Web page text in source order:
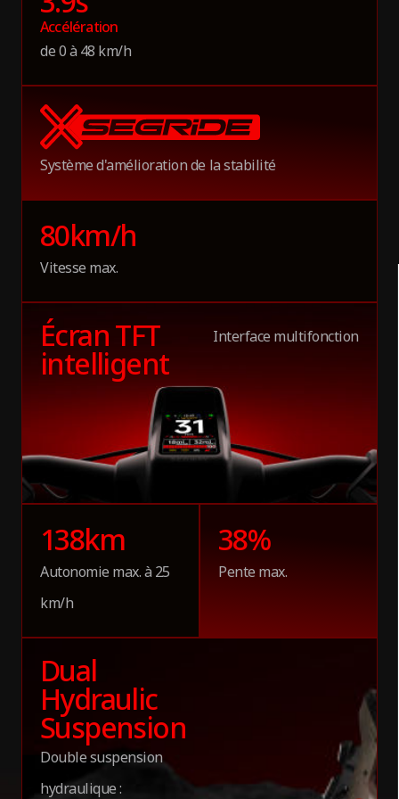
Accélération
de 0 à 48 km/h
Système d'amélioration de la stabilité
80km/h
Vitesse max.
Écran TFT
intelligent
Interface multifonction
138km
Autonomie max. à 25
km/h
38%
Pente max.
Dual
Hydraulic
Suspension
Double suspension
hydraulique :
Vitesse
Jusqu'à 80 km/h (49.7 mph)
Amortissement
Tringlerie de suspension avant à liaison
hydraulique réglable et suspension arrière à bras
oscillant hydraulique
Etanchéité à l'eau
Batterie
Capacité de la batterie
2160 Wh (72 V)
Système intelligent de gestion de batterie (BMS)
Oui
Temps de charge
Environ 8 heures
Charge rapide
Oui